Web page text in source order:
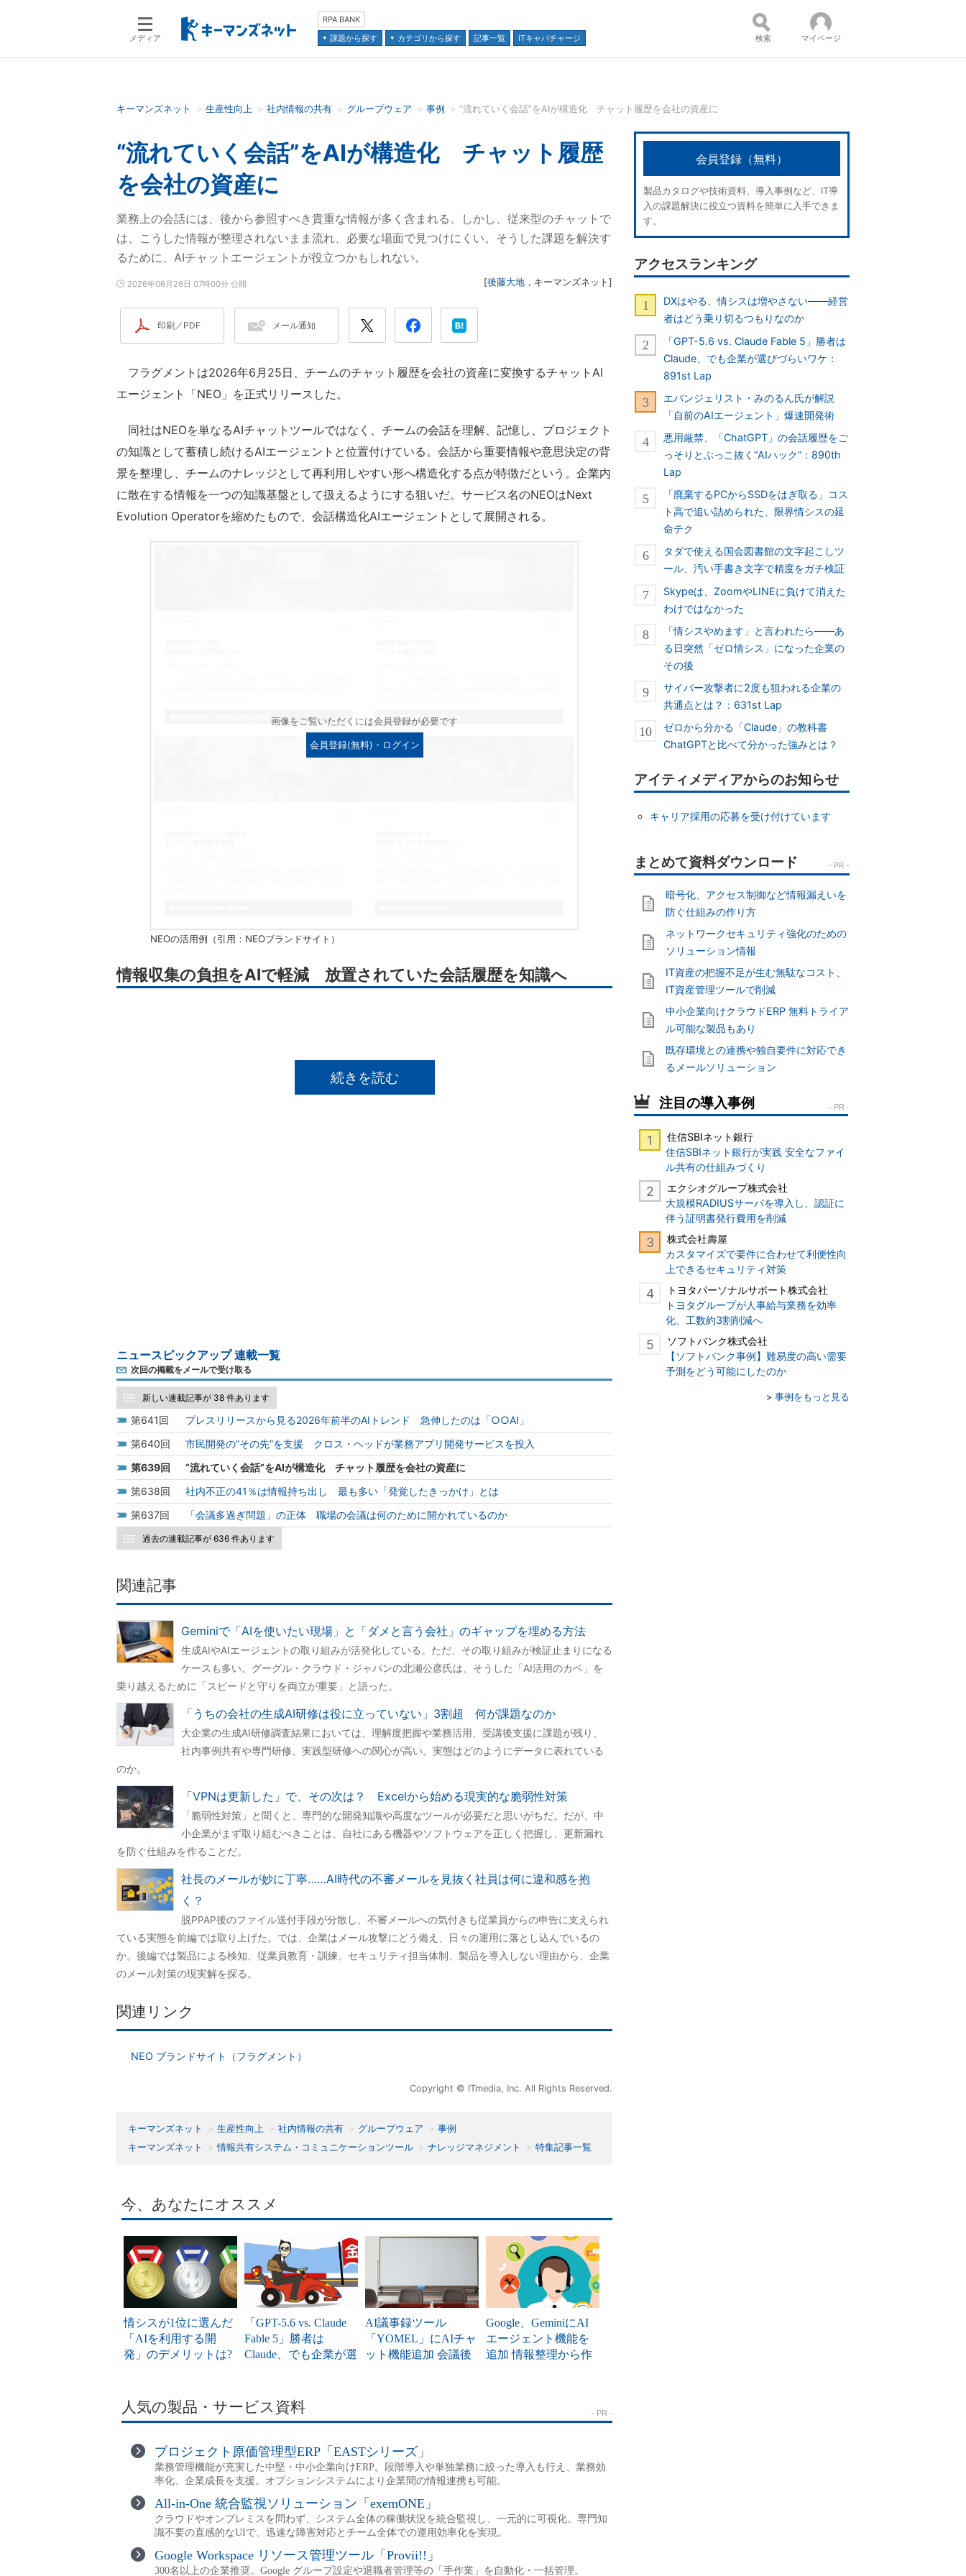
メディア
RPA BANK
課題から探す
カテゴリから探す 記事一覧 ITキャパチャージ
検索語を入力してください コンテンツ：
並び順：
検索 マイページ
キーマンズネット 生産性向上 社内情報の共有 グループウェア 事例 “流れていく会話”をAIが構造化 チャット履歴を会社の資産に
“流れていく会話”をAIが構造化 チャット履歴
を会社の資産に
業務上の会話には、後から参照すべき貴重な情報が多く含まれる。しかし、従来型のチャットで
は、こうした情報が整理されないまま流れ、必要な場面で見つけにくい。そうした課題を解決す
るために、AIチャットエージェントが役立つかもしれない。
2026年06月26日 07時00分 公開 [後藤大地 ， キーマンズネット ]
印刷／PDF メール通知
フラグメントは2026年6月25日、チームのチャット履歴を会社の資産に変換するチャットAI
エージェント「NEO」を正式リリースした。
同社はNEOを単なるAIチャットツールではなく、チームの会話を理解、記憶し、プロジェクト
の知識として蓄積し続けるAIエージェントと位置付けている。会話から重要情報や意思決定の背
景を整理し、チームのナレッジとして再利用しやすい形へ構造化する点が特徴だという。企業内
に散在する情報を一つの知識基盤として扱えるようにする狙いだ。サービス名のNEOはNext
Evolution Operatorを縮めたもので、会話構造化AIエージェントとして展開される。
画像をご覧いただくには会員登録が必要です
会員登録(無料)・ログイン
NEOの活用例（引用：NEOブランドサイト）
情報収集の負担をAIで軽減 放置されていた会話履歴を知識へ
続きを読む
ニュースピックアップ 連載一覧
次回の掲載をメールで受け取る
新しい連載記事が 38 件あります
641
プレスリリースから見る2026年前半のAIトレンド 急伸したのは「○○AI」
640
市民開発の“その先”を支援 クロス・ヘッドが業務アプリ開発サービスを投入
639
“流れていく会話”をAIが構造化 チャット履歴を会社の資産に
638
社内不正の41％は情報持ち出し 最も多い「発覚したきっかけ」とは
637
「会議多過ぎ問題」の正体 職場の会議は何のために開かれているのか
過去の連載記事が 636 件あります
関連記事
Geminiで「AIを使いたい現場」と「ダメと言う会社」のギャップを埋める方法
生成AIやAIエージェントの取り組みが活発化している。ただ、その取り組みが検証止まりになる
ケースも多い。グーグル・クラウド・ジャパンの北瀬公彦氏は、そうした「AI活用のカベ」を
乗り越えるために「スピードと守りを両立が重要」と語った。
「うちの会社の生成AI研修は役に立っていない」3割超 何が課題なのか
大企業の生成AI研修調査結果においては、理解度把握や業務活用、受講後支援に課題が残り、
社内事例共有や専門研修、実践型研修への関心が高い。実態はどのようにデータに表れている
のか。
「VPNは更新した」で、その次は？ Excelから始める現実的な脆弱性対策
「脆弱性対策」と聞くと、専門的な開発知識や高度なツールが必要だと思いがちだ。だが、中
小企業がまず取り組むべきことは、自社にある機器やソフトウェアを正しく把握し、更新漏れ
を防ぐ仕組みを作ることだ。
社長のメールが妙に丁寧……AI時代の不審メールを見抜く社員は何に違和感を抱
く？
脱PPAP後のファイル送付手段が分散し、不審メールへの気付きも従業員からの申告に支えられ
ている実態を前編では取り上げた。では、企業はメール攻撃にどう備え、日々の運用に落とし込んでいるの
か。後編では製品による検知、従業員教育・訓練、セキュリティ担当体制、製品を導入しない理由から、企業
のメール対策の現実解を探る。
関連リンク
NEO ブランドサイト（フラグメント）
Copyright © ITmedia, Inc. All Rights Reserved.
キーマンズネット 生産性向上 社内情報の共有 グループウェア
事例
キーマンズネット
情報共有システム・コミュニケーションツール ナレッジマネジメント 特集記事一覧
会員登録（無料）
製品カタログや技術資料、導入事例など、IT導
入の課題解決に役立つ資料を簡単に入手できま
す。
アクセスランキング
DXはやる、情シスは増やさない――経営
者はどう乗り切るつもりなのか
「GPT-5.6 vs. Claude Fable 5」勝者は
Claude、でも企業が選びづらいワケ：
891st Lap
エバンジェリスト・みのるん氏が解説
「自前のAIエージェント」爆速開発術
悪用厳禁、「ChatGPT」の会話履歴をご
っそりとぶっこ抜く“AIハック”：890th
Lap
「廃棄するPCからSSDをはぎ取る」コス
ト高で追い詰められた、限界情シスの延
命テク
タダで使える国会図書館の文字起こしツ
ール、汚い手書き文字で精度をガチ検証
Skypeは、ZoomやLINEに負けて消えた
わけではなかった
「情シスやめます」と言われたら――あ
る日突然「ゼロ情シス」になった企業の
その後
サイバー攻撃者に2度も狙われる企業の
共通点とは？：631st Lap
ゼロから分かる「Claude」の教科書
ChatGPTと比べて分かった強みとは？
アイティメディアからのお知らせ
キャリア採用の応募を受け付けています
暗号化、アクセス制御など情報漏えいを
防ぐ仕組みの作り方
ネットワークセキュリティ強化のための
ソリューション情報
IT資産の把握不足が生む無駄なコスト、
IT資産管理ツールで削減
中小企業向けクラウドERP 無料トライア
ル可能な製品もあり
既存環境との連携や独自要件に対応でき
るメールソリューション